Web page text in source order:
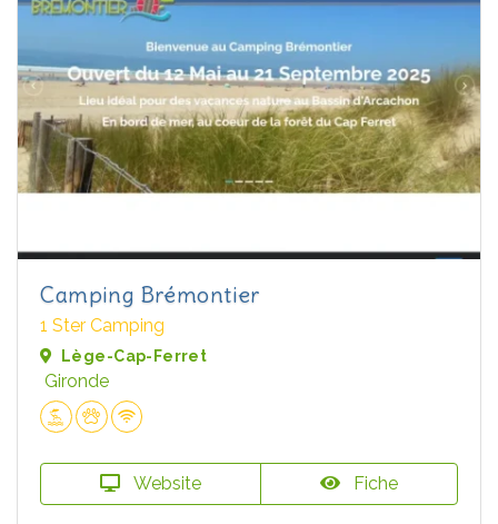
Camping Brémontier
1 Ster Camping
Lège-Cap-Ferret
Gironde
Website Fiche